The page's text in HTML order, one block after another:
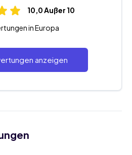
10,0 Außer 10
in Europa
anzeigen